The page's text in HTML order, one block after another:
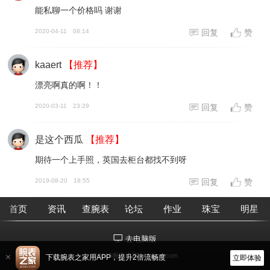
下载腕表之家用APP，提升2倍流畅度 立即体验
能私聊一个价格吗 谢谢
2020-04-11 08:14 回复 赞
kaaert 【推荐】
漂亮啊真的啊！！
2020-03-11 23:29 回复 赞
是这个西瓜 【推荐】
期待一个上手照，英国去柜台都找不到呀
2019-08-20 18:55 回复 赞
首页 资讯 查腕表 论坛 作业 珠宝 明星
去电脑版
©2018腕表之家 m.xbiao.com